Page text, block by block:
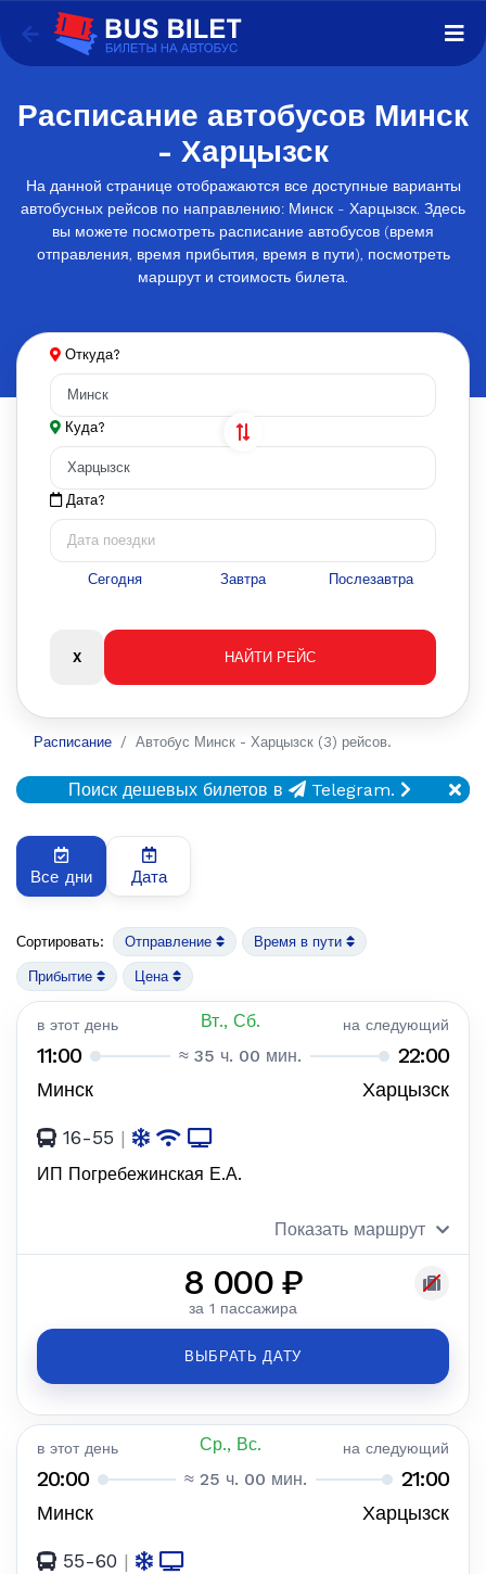
Расписание автобусов Минск
- Харцызск
На данной странице отображаются все доступные варианты
автобусных рейсов по направлению: Минск - Харцызск. Здесь
вы можете посмотреть расписание автобусов (время
отправления, время прибытия, время в пути), посмотреть
маршрут и стоимость билета.
Откуда?
Куда?
Дата?
Сегодня Завтра Послезавтра
Расписание Автобус Минск - Харцызск (3) рейсов.
Поиск дешевых билетов в Telegram.
Все дни Дата
Сортировать: Отправление Время в пути
Прибытие Цена
в этот день Вт., Сб. на следующий
11:00 ≈ 35 ч. 00 мин. 22:00
Минск Харцызск
16-55 |
ИП Погребежинская Е.А.
Показать маршрут
8 000 ₽
за 1 пассажира
ВЫБРАТЬ ДАТУ
в этот день Ср., Вс. на следующий
20:00 ≈ 25 ч. 00 мин. 21:00
Минск Харцызск
55-60 |